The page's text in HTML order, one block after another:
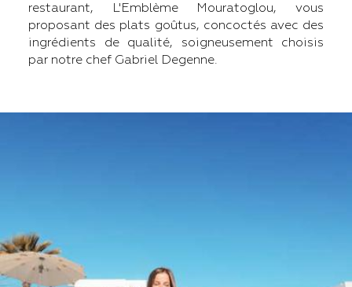
restaurant, L'Emblème Mouratoglou, vous
proposant des plats goûtus, concoctés avec des
ingrédients de qualité, soigneusement choisis
par notre chef Gabriel Degenne.